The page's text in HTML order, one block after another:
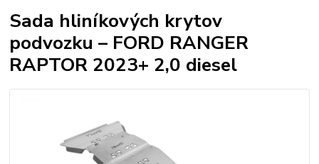
Sada hliníkových krytov
podvozku – FORD RANGER
RAPTOR 2023+ 2,0 diesel